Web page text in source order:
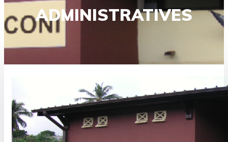
ADMINISTRATIVES